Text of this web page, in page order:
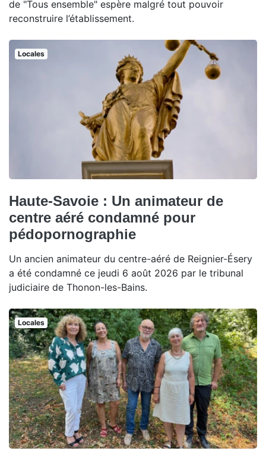
de "Tous ensemble" espère malgré tout pouvoir
reconstruire l’établissement.
Locales
Haute-Savoie : Un animateur de
centre aéré condamné pour
pédopornographie
Un ancien animateur du centre-aéré de Reignier-Ésery
a été condamné ce jeudi 6 août 2026 par le tribunal
judiciaire de Thonon-les-Bains.
Locales